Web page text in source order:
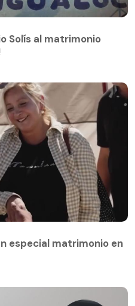
Solís al matrimonio
especial matrimonio en